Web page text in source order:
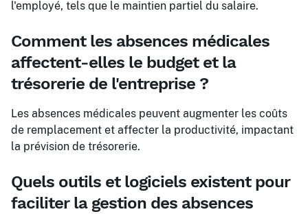
l'employé, tels que le maintien partiel du salaire.
Comment les absences médicales
affectent-elles le budget et la
trésorerie de l'entreprise ?
Les absences médicales peuvent augmenter les coûts
de remplacement et affecter la productivité, impactant
la prévision de trésorerie.
Quels outils et logiciels existent pour
faciliter la gestion des absences